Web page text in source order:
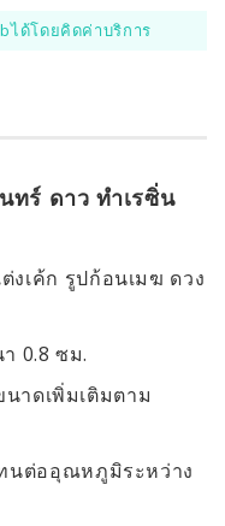
ได้โดยคิดค่าบริการ
ทร์ ดาว ทำเรซิ่น
งเค้ก รูปก้อนเมฆ ดวง
0.8 ซม.
าดเพิ่มเติมตาม
นต่ออุณหภูมิระหว่าง